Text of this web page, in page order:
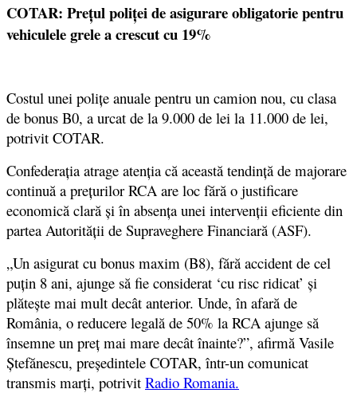
COTAR: Prețul poliței de asigurare obligatorie pentru
vehiculele grele a crescut cu 19%
Costul unei polițe anuale pentru un camion nou, cu clasa
de bonus B0, a urcat de la 9.000 de lei la 11.000 de lei,
potrivit COTAR.
Confederația atrage atenția că această tendință de majorare
continuă a prețurilor RCA are loc fără o justificare
economică clară și în absența unei intervenții eficiente din
partea Autorității de Supraveghere Financiară (ASF).
„Un asigurat cu bonus maxim (B8), fără accident de cel
puțin 8 ani, ajunge să fie considerat ‘cu risc ridicat’ și
plătește mai mult decât anterior. Unde, în afară de
România, o reducere legală de 50% la RCA ajunge să
însemne un preț mai mare decât înainte?”, afirmă Vasile
Ștefănescu, președintele COTAR, într-un comunicat
transmis marți, potrivit Radio Romania.